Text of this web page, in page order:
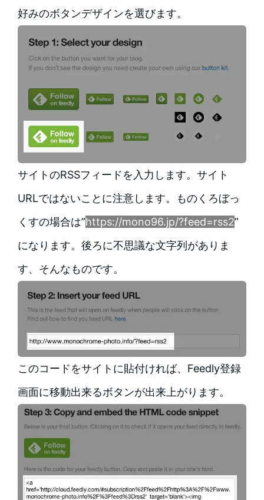
好みのボタンデザインを選びます。
サイトのRSSフィードを入力します。サイト
URLではないことに注意します。ものくろぼっ
くすの場合は”https://mono96.jp/?feed=rss2”
になります。後ろに不思議な文字列がありま
す、そんなものです。
このコードをサイトに貼付ければ、Feedly登録
画面に移動出来るボタンが出来上がります。